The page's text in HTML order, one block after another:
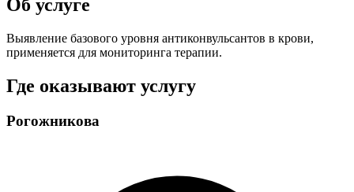
Об услуге
Выявление базового уровня антиконвульсантов в крови,
применяется для мониторинга терапии.
Где оказывают услугу
Рогожникова